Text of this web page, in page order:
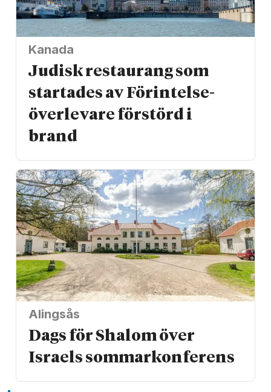
Kanada
Judisk restaurang som
startades av Förintelse­
överlevare förstörd i
brand
Alingsås
Dags för Shalom över
Israels sommarkonferens